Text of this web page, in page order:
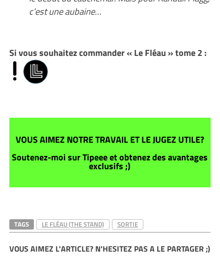
c’est une aubaine…
Si vous souhaitez commander « Le Fléau » tome 2 :
VOUS AIMEZ NOTRE TRAVAIL ET LE JUGEZ UTILE?
Soutenez-moi sur Tipeee et obtenez des avantages
exclusifs ;)
TAGS LE FLÉAU (THE STAND) SORTIE
VOUS AIMEZ L'ARTICLE? N'HESITEZ PAS A LE PARTAGER ;)